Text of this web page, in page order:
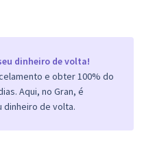
dinheiro de volta!
e obter 100% do
Aqui, no Gran, é
dinheiro de volta.